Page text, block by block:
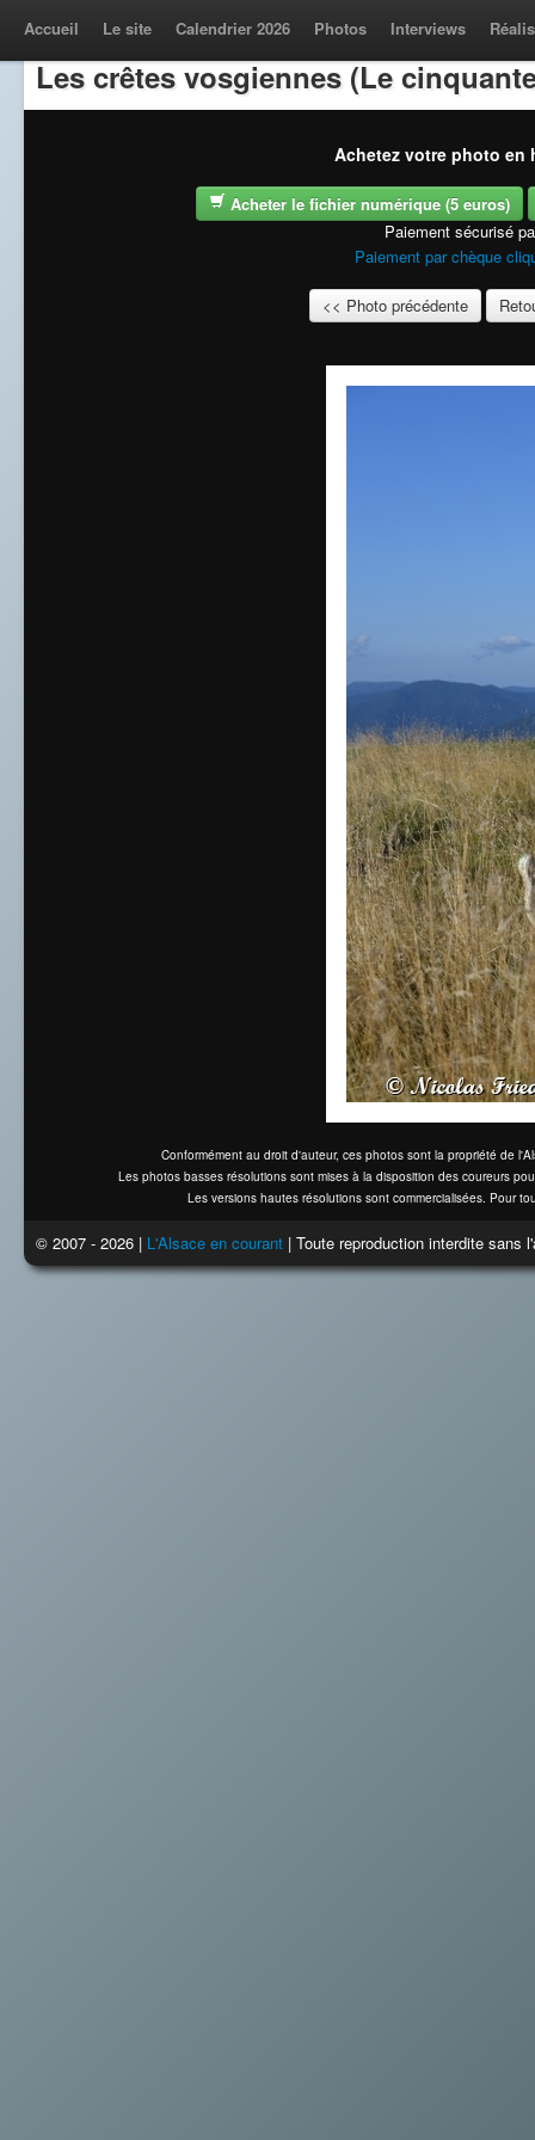
Accueil Le site Calendrier 2026 Photos Interviews
Les crêtes vosgiennes (Le
Achetez votre photo en
Acheter le fichier numérique (5 euros)
Paiement sécurisé
Paiement par chèque
<< Photo précédente
Conformément au droit d'auteur, ces photos sont la propriété de
Les photos basses résolutions sont mises à la disposition des coureurs
Les versions hautes résolutions sont commercialisées. Pour
© 2007 - 2026 | L'Alsace en courant | Toute reproduction interdite sans